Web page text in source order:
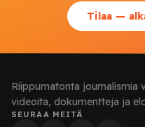
Tilaa —
Riippumatonta journalismia
videoita, dokumentteja ja
SEURAA MEITÄ